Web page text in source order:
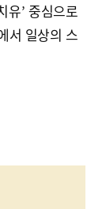
유’ 중심으로
서 일상의 스